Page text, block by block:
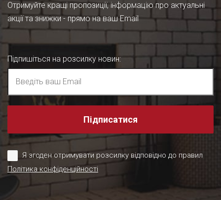
Отримуйте кращі пропозиції, інформацію про актуальні
акції та знижки - прямо на ваш Email
Підпишіться на розсилку новин:
Підписатися
Я згоден отримувати розсилку відповідно до правил
Політика конфіденційності